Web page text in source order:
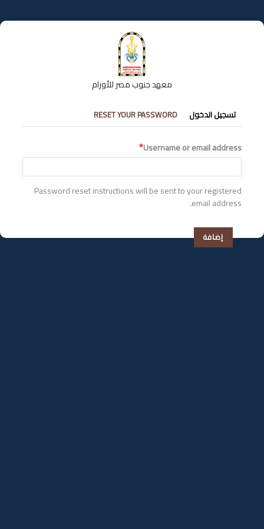
إلى
المحتوى
معهد جنوب مصر للأورام
التبويبات
الأساسية
تسجيل الدخول RESET YOUR PASSWORD
Username or email address
Password reset instructions will be sent to your registered
email address.